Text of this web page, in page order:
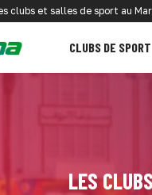
clubs et salles de sport au
CLUBS DE SPORT
LES